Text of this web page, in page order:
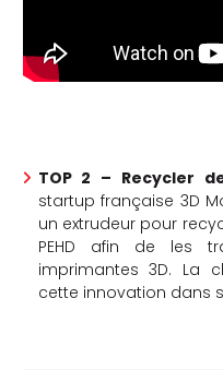
TOP 2 – Recycler
startup française 3D
un extrudeur pour
PEHD afin de les
imprimantes 3D. La
cette innovation dans